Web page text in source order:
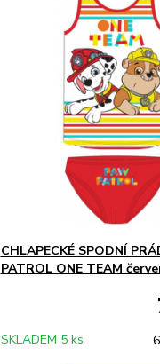
CHLAPECKÉ SPODNÍ
PATROL ONE TEAM
SKLADEM 5 ks